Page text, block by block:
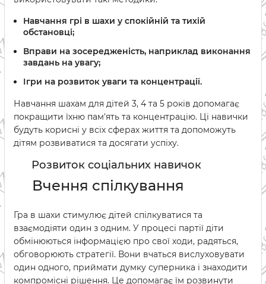
Навчання грі в шахи у спокійній та тихій
обстановці;
Вправи на зосередженість, наприклад виконання
завдань на увагу;
Ігри на розвиток уваги та концентрації.
Навчання шахам для дітей 3, 4 та 5 років допомагає
покращити їхню пам'ять та концентрацію. Ці навички
будуть корисні у всіх сферах життя та допоможуть
дітям розвиватися та досягати успіху.
Розвиток соціальних навичок
Вчення спілкування
Гра в шахи стимулює дітей спілкуватися та
взаємодіяти один з одним. У процесі партії діти
обмінюються інформацією про свої ходи, радяться,
обговорюють стратегії. Вони вчаться вислуховувати
один одного, приймати думку суперника і знаходити
компромісні рішення. Це допомагає їм розвинути